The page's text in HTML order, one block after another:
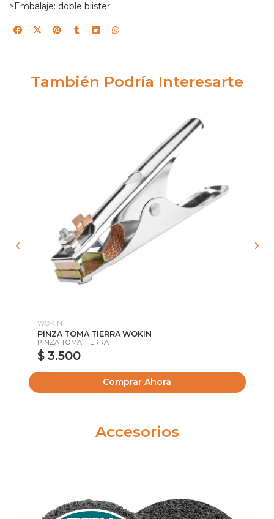
>Embalaje: doble blister
También Podría Interesarte
WOKIN
PINZA TOMA TIERRA WOKIN
PINZA TOMA TIERRA
$ 3.500
Comprar Ahora
Accesorios